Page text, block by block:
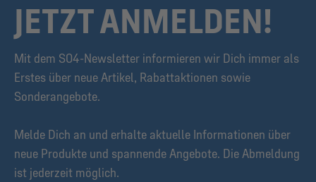
JETZT ANMELDEN!
Mit dem S04-Newsletter informieren wir Dich immer als
Erstes über neue Artikel, Rabattaktionen sowie
Sonderangebote.
Melde Dich an und erhalte aktuelle Informationen über
neue Produkte und spannende Angebote. Die Abmeldung
ist jederzeit möglich.